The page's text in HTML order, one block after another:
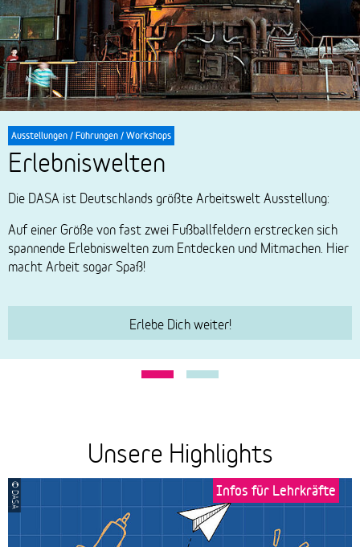
Ausstellungen / Führungen / Workshops
Erlebniswelten
Die DASA ist Deutschlands größte Arbeitswelt Ausstellung:
Auf einer Größe von fast zwei Fußballfeldern erstrecken sich
spannende Erlebniswelten zum Entdecken und Mitmachen. Hier
macht Arbeit sogar Spaß!
Erlebe Dich weiter!
Unsere Highlights
© DASA Infos für Lehrkräfte